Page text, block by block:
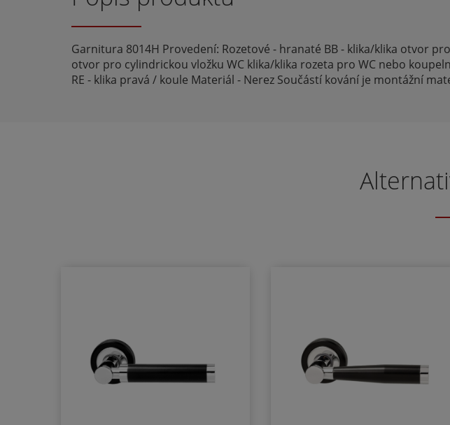
Garnitura 8014H Provedení: Rozetové - hranaté BB - klika/klika otvor
otvor pro cylindrickou vložku WC klika/klika rozeta pro WC nebo
RE - klika pravá / koule Materiál - Nerez Součástí kování je montážní